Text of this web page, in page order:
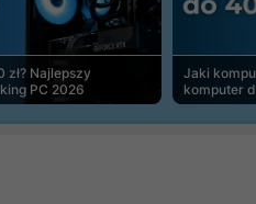
Najlepszy
PC 2026
Jaki
komputer